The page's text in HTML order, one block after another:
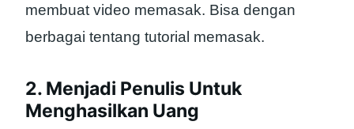
membuat video memasak. Bisa dengan
berbagai tentang tutorial memasak.
2. Menjadi Penulis Untuk
Menghasilkan Uang